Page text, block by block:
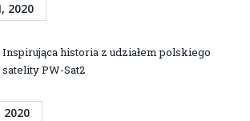
2020
Inspirująca historia z udziałem polskiego
satelity PW-Sat2
2020